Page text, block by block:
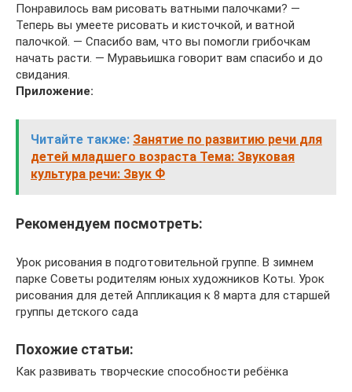
Понравилось вам рисовать ватными палочками? —
Теперь вы умеете рисовать и кисточкой, и ватной
палочкой. — Спасибо вам, что вы помогли грибочкам
начать расти. — Муравьишка говорит вам спасибо и до
свидания.
Приложение:
Читайте также: Занятие по развитию речи для
детей младшего возраста Тема: Звуковая
культура речи: Звук Ф
Рекомендуем посмотреть:
Урок рисования в подготовительной группе. В зимнем
парке Советы родителям юных художников Коты. Урок
рисования для детей Аппликация к 8 марта для старшей
группы детского сада
Похожие статьи:
Как развивать творческие способности ребёнка